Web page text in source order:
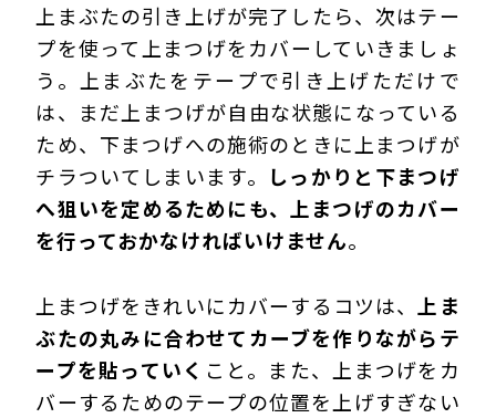
上まぶたの引き上げが完了したら、次はテー
プを使って上まつげをカバーしていきましょ
う。上まぶたをテープで引き上げただけで
は、まだ上まつげが自由な状態になっている
ため、下まつげへの施術のときに上まつげが
チラついてしまいます。 しっかりと下まつげ
へ狙いを定めるためにも、上まつげのカバー
を行っておかなければいけません。
上まつげをきれいにカバーするコツは、上ま
ぶたの丸みに合わせてカーブを作りながらテ
ープを貼っていく こと。また、上まつげをカ
バーするためのテープの位置を上げすぎない